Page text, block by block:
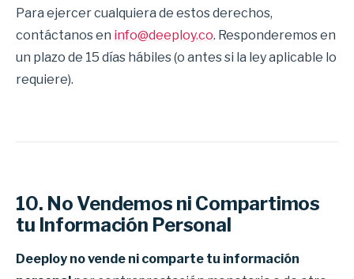
Para ejercer cualquiera de estos derechos,
contáctanos en info@deeploy.co. Responderemos en
un plazo de 15 días hábiles (o antes si la ley aplicable lo
requiere).
10. No Vendemos ni Compartimos
tu Información Personal
Deeploy no vende ni comparte tu información